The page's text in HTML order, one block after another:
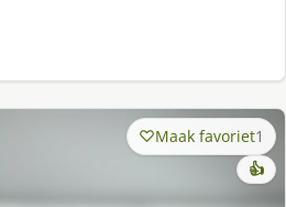
Maak favoriet1
👍